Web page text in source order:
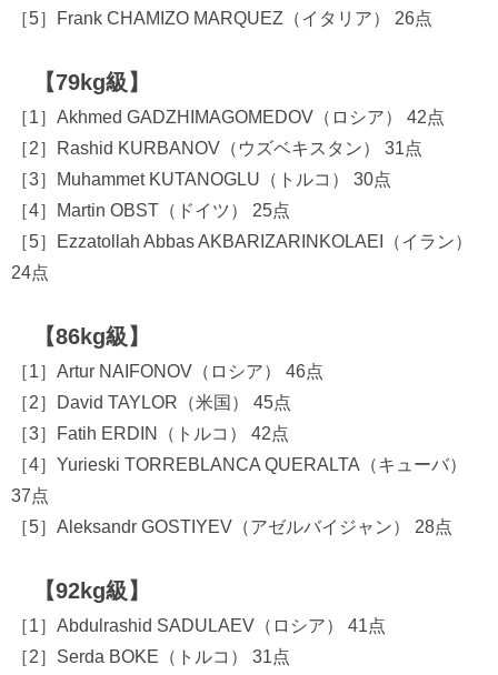
［5］Frank CHAMIZO MARQUEZ（イタリア） 26点
【79kg級】
［1］Akhmed GADZHIMAGOMEDOV（ロシア） 42点
［2］Rashid KURBANOV（ウズベキスタン） 31点
［3］Muhammet KUTANOGLU（トルコ） 30点
［4］Martin OBST（ドイツ） 25点
［5］Ezzatollah Abbas AKBARIZARINKOLAEI（イラン）
24点
【86kg級】
［1］Artur NAIFONOV（ロシア） 46点
［2］David TAYLOR（米国） 45点
［3］Fatih ERDIN（トルコ） 42点
［4］Yurieski TORREBLANCA QUERALTA（キューバ）
37点
［5］Aleksandr GOSTIYEV（アゼルバイジャン） 28点
【92kg級】
［1］Abdulrashid SADULAEV（ロシア） 41点
［2］Serda BOKE（トルコ） 31点